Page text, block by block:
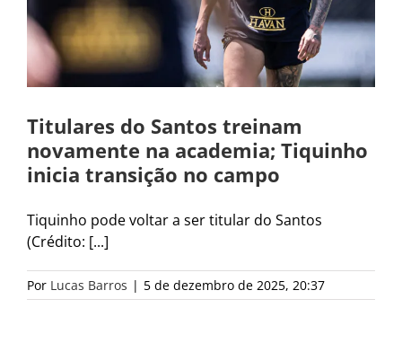
Titulares do Santos treinam
novamente na academia; Tiquinho
inicia transição no campo
Tiquinho pode voltar a ser titular do Santos
(Crédito: [...]
Por Lucas Barros | 5 de dezembro de 2025, 20:37